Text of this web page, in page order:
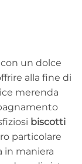
un dolce
alla fine di
merenda
biscotti
particolare
in maniera